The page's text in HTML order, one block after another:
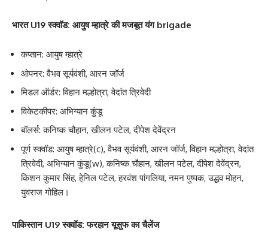
भारत U19 स्क्वॉड: आयुष म्हात्रे की मजबूत यंग brigade
कप्तान: आयुष म्हात्रे
ओपनर: वैभव सूर्यवंशी, आरन जॉर्ज
मिडल ऑर्डर: विहान मल्होत्रा, वेदांत त्रिवेदी
विकेटकीपर: अभिग्यान कुंडू
बॉलर्स: कनिष्क चौहान, खीलन पटेल, दीपेश देवेंद्रन
पूर्ण स्क्वॉड: आयुष म्हात्रे(c), वैभव सूर्यवंशी, आरन जॉर्ज, विहान मल्होत्रा, वेदांत
त्रिवेदी, अभिग्यान कुंडू(w), कनिष्क चौहान, खीलन पटेल, दीपेश देवेंद्रन,
किशन कुमार सिंह, हेनिल पटेल, हरवंश पांगलिया, नमन पुष्पक, उद्धव मोहन,
युवराज गोहिल।
पाकिस्तान U19 स्क्वॉड: फरहान यूसुफ का चैलेंज